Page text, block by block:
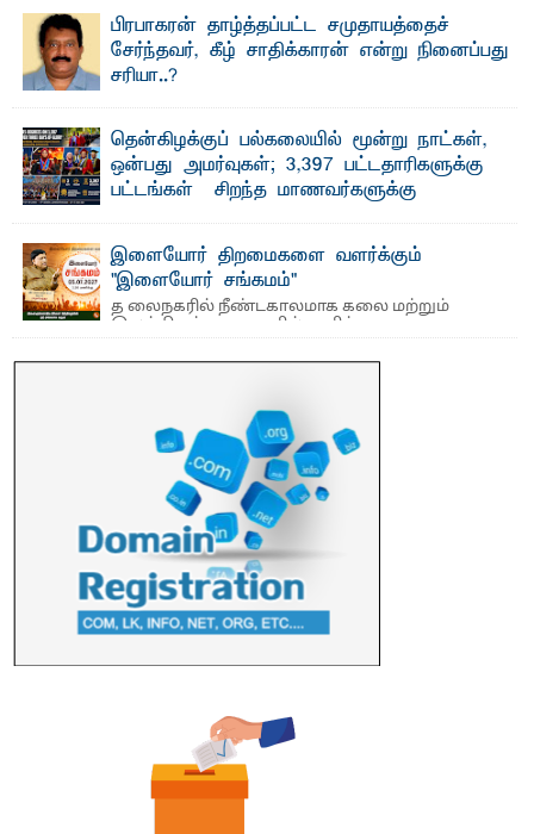
பாண்டிருப்பு ...பிரபாகரன் தாழ்த்தப்பட்ட சமுதாயத்தைச்
சேர்ந்தவர், கீழ் சாதிக்காரன் என்று நினைப்பது
சரியா..?
தென்கிழக்குப் பல்கலையில் மூன்று நாட்கள்,
ஒன்பது அமர்வுகள்; 3,397 பட்டதாரிகளுக்கு
பட்டங்கள் – சிறந்த மாணவர்களுக்கு
மற்றும் சிறப்புப் பரிசுகள்
எம்.வை. அமீர்- ஒ லுவிலில் அமைந்துள்ள தென்கிழக்குப்
பல்கலைக்கழகத்தின் 18ஆவது பொதுப் பட்டமளிப்பு விழா ...
இளையோர் திறமைகளை வளர்க்கும்
"இளையோர் சங்கமம்"
த லைநகரில் நீண்டகாலமாக கலை மற்றும்
இலக்கியத் துறைகளில் தனித்துவமான
பணிகளை முன்னெடுத்து வரும் புதிய ...